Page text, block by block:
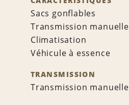
Sacs gonflables
Transmission manuelle
Climatisation
Véhicule à essence
TRANSMISSION
Transmission manuelle